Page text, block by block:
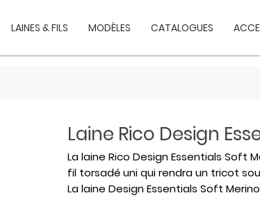
LAINES & FILS MODÈLES CATALOGUES
Laine Rico Design
La laine Rico Design Essentials Soft
fil torsadé uni qui rendra un tricot
La laine Design Essentials Soft